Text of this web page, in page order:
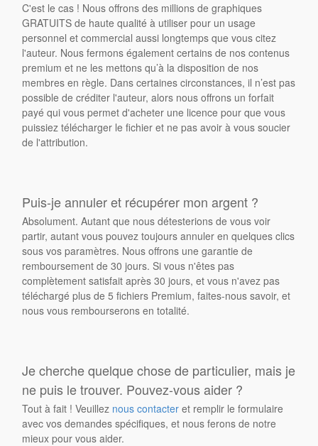
C'est le cas ! Nous offrons des millions de graphiques
GRATUITS de haute qualité à utiliser pour un usage
personnel et commercial aussi longtemps que vous citez
l'auteur. Nous fermons également certains de nos contenus
premium et ne les mettons qu’à la disposition de nos
membres en règle. Dans certaines circonstances, il n’est pas
possible de créditer l'auteur, alors nous offrons un forfait
payé qui vous permet d'acheter une licence pour que vous
puissiez télécharger le fichier et ne pas avoir à vous soucier
de l'attribution.
Puis-je annuler et récupérer mon argent ?
Absolument. Autant que nous détesterions de vous voir
partir, autant vous pouvez toujours annuler en quelques clics
sous vos paramètres. Nous offrons une garantie de
remboursement de 30 jours. Si vous n'êtes pas
complètement satisfait après 30 jours, et vous n'avez pas
téléchargé plus de 5 fichiers Premium, faites-nous savoir, et
nous vous rembourserons en totalité.
Je cherche quelque chose de particulier, mais je
ne puis le trouver. Pouvez-vous aider ?
Tout à fait ! Veuillez nous contacter et remplir le formulaire
avec vos demandes spécifiques, et nous ferons de notre
mieux pour vous aider.